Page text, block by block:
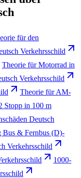
für den
Verkehrsschild
Theorie für Motorrad in
Verkehrsschild
Theorie für AM-
Stopp in 100 m
Deutsch
Bus & Fernbus (D)-
Verkehrsschild
1000-